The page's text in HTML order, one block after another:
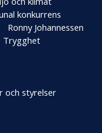
konkurrens
Ronny Johannessen
Trygghet
och styrelser